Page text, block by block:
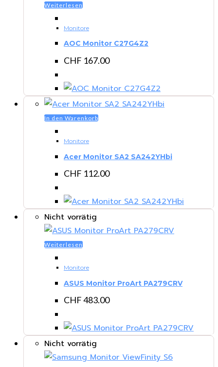
Weiterlesen
Monitore
AOC Monitor C27G4Z2
CHF 167.00
In den Warenkorb
Monitore
Acer Monitor SA2 SA242YHbi
CHF 112.00
Nicht vorrätig
Weiterlesen
Monitore
ASUS Monitor ProArt PA279CRV
CHF483.00
Nicht vorrätig